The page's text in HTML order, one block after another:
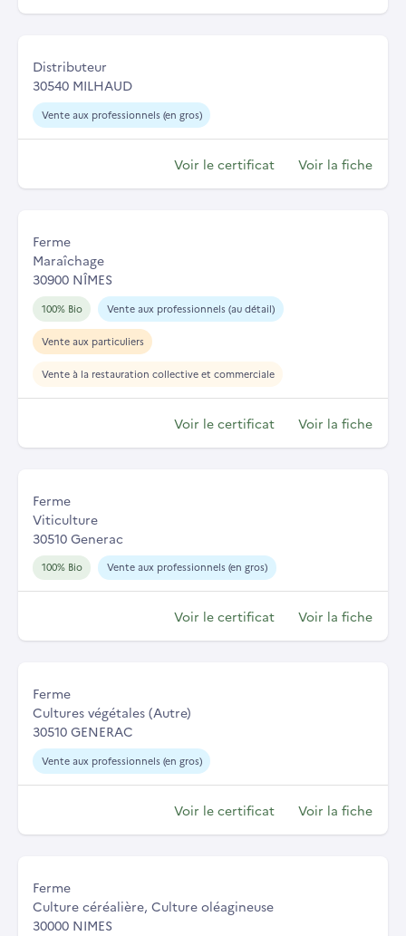
Distributeur
30540 MILHAUD
Vente aux professionnels (en gros)
Voir le certificat Voir la fiche
Ferme
Maraîchage
30900 NÎMES
100% Bio Vente aux professionnels (au détail)
Vente aux particuliers
Vente à la restauration collective et commerciale
Voir le certificat Voir la fiche
Ferme
Viticulture
30510 Generac
100% Bio Vente aux professionnels (en gros)
Voir le certificat Voir la fiche
Ferme
Cultures végétales (Autre)
30510 GENERAC
Vente aux professionnels (en gros)
Voir le certificat Voir la fiche
Ferme
Culture céréalière, Culture oléagineuse
30000 NIMES